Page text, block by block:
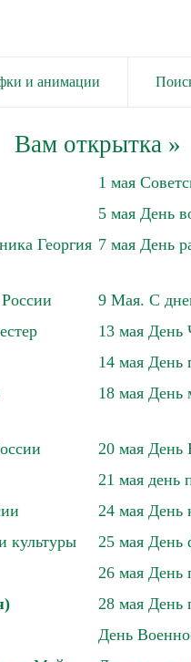
и анимации
Вам открытка»
1 мая
5 мая День
Георгия 7 мая День
9 Мая. С
13 мая День
14 мая День
18 мая День
20 мая День
21 мая день
24 мая День
культуры
25 мая День
26 мая День
28 мая День
День